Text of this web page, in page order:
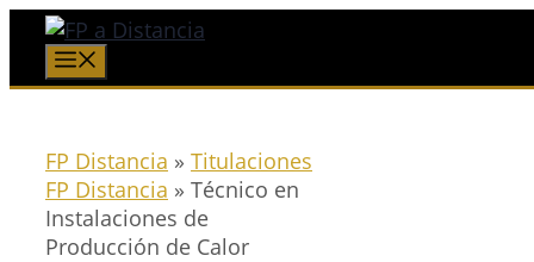
Saltar
contenido
FP Distancia » Titulaciones
FP Distancia » Técnico en
Instalaciones de
Producción de Calor